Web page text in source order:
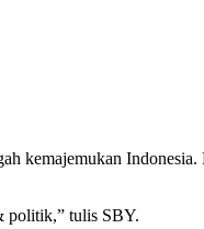
kemajemukan
politik,” tulis SBY.